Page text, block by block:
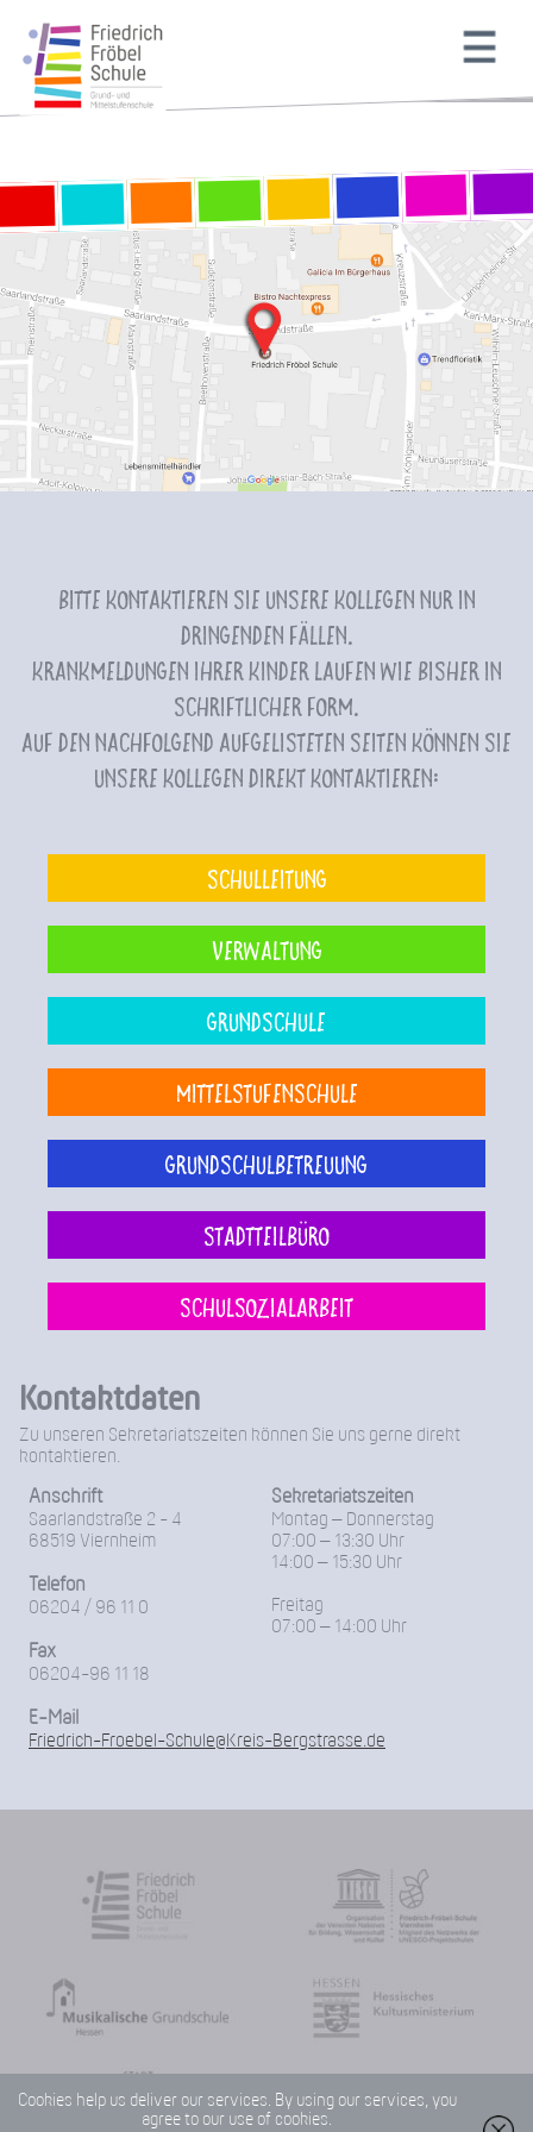
Bitte kontaktieren Sie unsere Kollegen nur in
dringenden Fällen.
Krankmeldungen Ihrer Kinder laufen wie bisher in
schriftlicher Form.
Auf den nachfolgend aufgelisteten Seiten können Sie
unsere Kollegen direkt kontaktieren:
Schulleitung
Verwaltung
Grundschule
Mittelstufenschule
Grundschulbetreuung
Stadtteilbüro
Schulsozialarbeit
Kontaktdaten
Zu unseren Sekretariatszeiten können Sie uns gerne direkt
kontaktieren.
Anschrift
Saarlandstraße 2 - 4
68519 Viernheim
Telefon
06204 / 96 11 0
Fax
06204-96 11 18
Sekretariatszeiten
Montag – Donnerstag
07:00 – 13:30 Uhr
14:00 – 15:30 Uhr
Freitag
07:00 – 14:00 Uhr
E-Mail
Friedrich-Froebel-Schule@Kreis-Bergstrasse.de
Cookies help us deliver our services. By using our services, you
agree to our use of cookies.